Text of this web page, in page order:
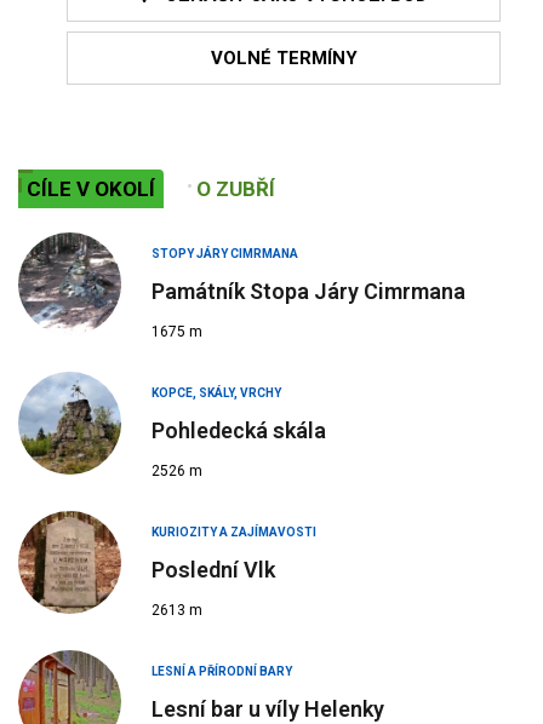
VOLNÉ TERMÍNY
CÍLE V OKOLÍ O ZUBŘÍ
STOPY JÁRY CIMRMANA
Památník Stopa Járy Cimrmana
1675 m
KOPCE, SKÁLY, VRCHY
Pohledecká skála
2526 m
KURIOZITY A ZAJÍMAVOSTI
Poslední Vlk
2613 m
LESNÍ A PŘÍRODNÍ BARY
Lesní bar u víly Helenky